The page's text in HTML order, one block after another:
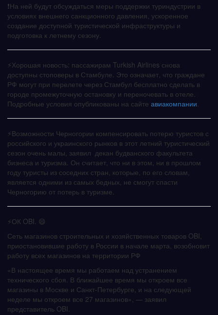
❗️На ней будут обсуждаться меры поддержки туриндустрии в
условиях внешнего санкционного давления, ускоренное
создание доступной туристической инфраструктуры и
подготовка к летнему сезону.
⚡️Хорошая новость: пассажирам Turkish Airlines снова
доступны стоповеры в Стамбуле. Это означает, что граждане
РФ могут при перелете через Стамбул бесплатно сделать в
городе промежуточную остановку и переночевать в отеле.
Подробные условия опубликованы на сайте авиакомпании
⚡️Возможности Черногории компенсировать потерю туристов с
российского и украинского рынков в этот летний туристический
сезон очень малы, заявил декан будванского факультета
бизнеса и туризма. Он считает, что ни в этом, ни в прошлом
году туристы из соседних стран, которые, по его словам,
является одними из самых бедных, не смогут спасти
Черногорию от потерь в туризме.
⚡️ОК OBI. 😄
Сеть магазинов строительных и хозяйственных товаров OBI,
приостановившие работу в России в начале марта, возобновит
работу всех магазинов на территории РФ
«В настоящее время мы работаем над устранением
технического сбоя. В ближайшее время мы откроем все
магазины в Москве и Санкт-Петербурге, и на следующей
неделе мы откроем все 27 магазинов», — заявил
представитель OBI.